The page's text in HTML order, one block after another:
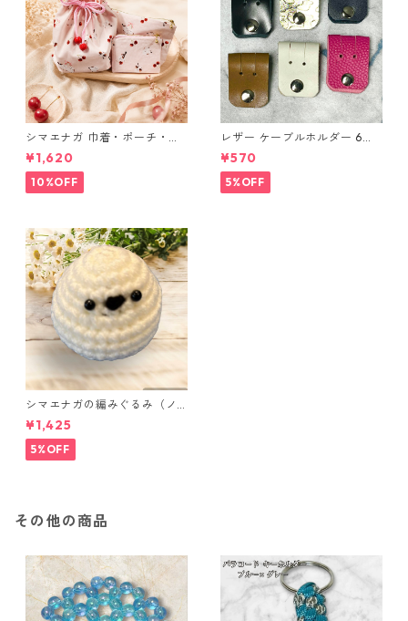
シマエナガ 巾着・ポーチ・ミ
ニポーチ(カード収納にも) ３
点セット さくらんぼ柄×淡いピ
ンク
¥1,620
10%OFF
レザー ケーブルホルダー 6個
セット
¥570
5%OFF
シマエナガの編みぐるみ（ノ
ーマル）
¥1,425
5%OFF
その他の商品